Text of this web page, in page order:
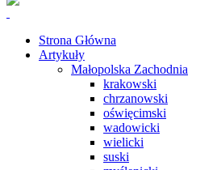
Strona Główna
Artykuły
Małopolska Zachodnia
krakowski
chrzanowski
oświęcimski
wadowicki
wielicki
suski